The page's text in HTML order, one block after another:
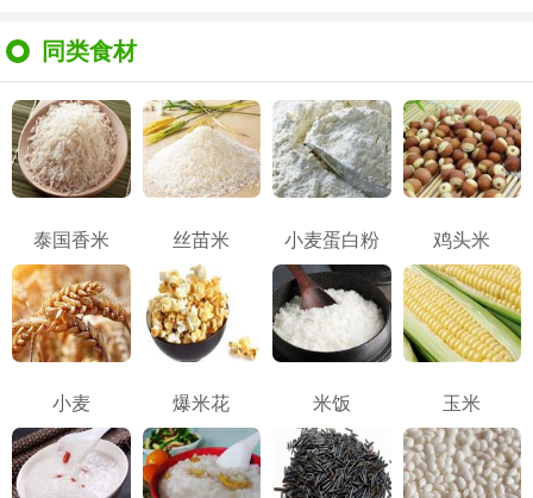
同类食材
泰国香米 丝苗米 小麦蛋白粉 鸡头米
小麦 爆米花 米饭 玉米